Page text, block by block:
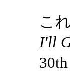
こ
I'll